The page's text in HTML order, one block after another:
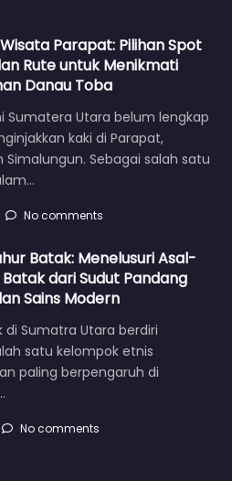
Parapat: Pilihan Spot
Rute untuk Menikmati
Danau Toba
Sumatera Utara belum lengkap
kaki di Parapat,
Simalungun. Sebagai salah satu
No comments
Batak: Menelusuri Asal-
Batak dari Sudut Pandang
Sains Modern
di Sumatra Utara berdiri
satu kelompok etnis
paling berpengaruh di
No comments